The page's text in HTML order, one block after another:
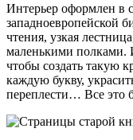
Интерьер оформлен в
западноевропейской
чтения, узкая
маленькими полками.
чтобы создать такую
каждую букву,
переплести… Все это